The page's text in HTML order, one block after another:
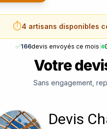
⏱️4 artisans disponibles
✅166devis envoyés ce mois
Votre
Sans engagement,
Devis